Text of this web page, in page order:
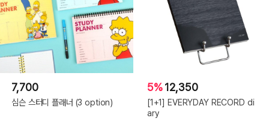
7,700
심슨 스터디 플래너 (3 option)
5%12,350
[1+1] EVERYDAY RECORD di
ary